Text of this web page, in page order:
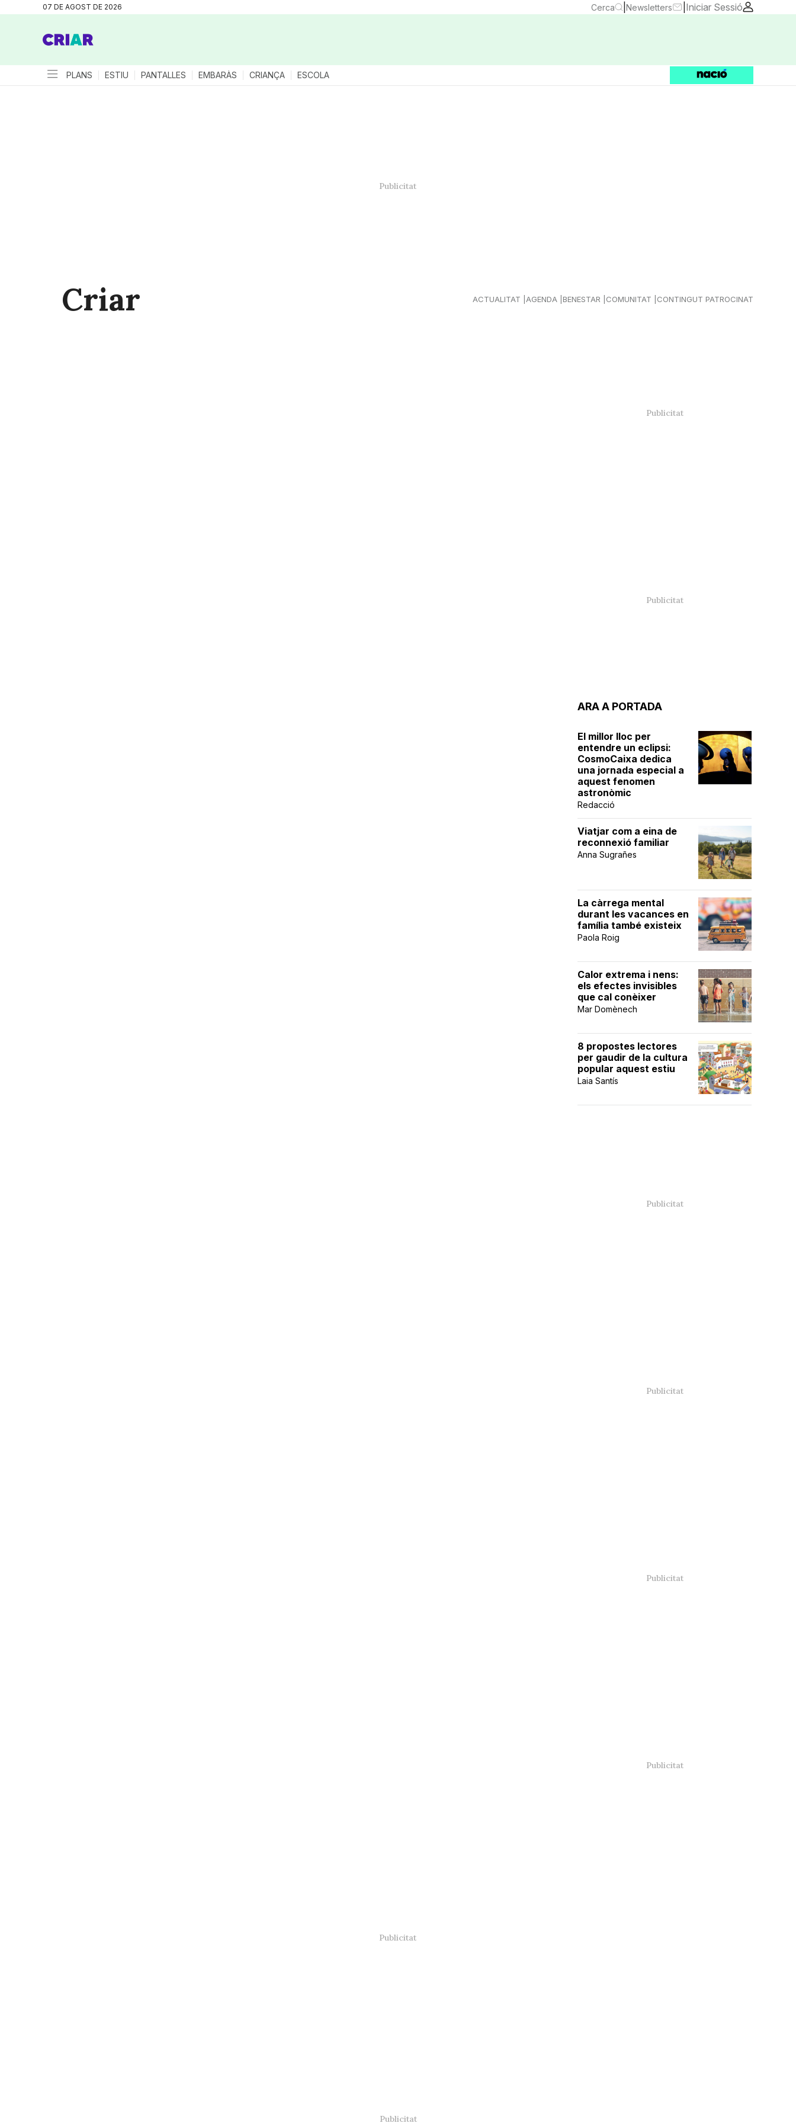
07 DE AGOST DE 2026 Cerca Newsletters Iniciar Sessió
PLANS ESTIU PANTALLES EMBARÀS CRIANÇA ESCOLA
Criar ACTUALITAT AGENDA BENESTAR COMUNITAT CONTINGUT PATROCINAT
ARA A PORTADA
El millor lloc per
entendre un eclipsi:
CosmoCaixa dedica
una jornada especial a
aquest fenomen
astronòmic
Redacció
Viatjar com a eina de
reconnexió familiar
Anna Sugrañes
La càrrega mental
durant les vacances en
família també existeix
Paola Roig
Calor extrema i nens:
els efectes invisibles
que cal conèixer
Mar Domènech
8 propostes lectores
per gaudir de la cultura
popular aquest estiu
Laia Santís